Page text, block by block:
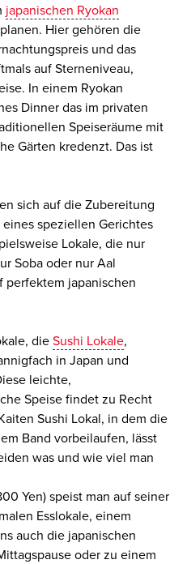
japanischen Ryokan
Hier gehören die
und das
auf Sterneniveau,
In einem Ryokan
Dinner das im privaten
Speiseräume mit
Gärten kredenzt. Das ist
sich auf die Zubereitung
speziellen Gerichtes
Lokale, die nur
Soba oder nur Aal
perfektem japanischen
die Sushi Lokale,
in Japan und
leichte,
Speise findet zu Recht
Sushi Lokal, in dem die
Band vorbeilaufen, lässt
was und wie viel man
Yen) speist man auf seiner
Esslokale, einem
auch die japanischen
oder zu einem